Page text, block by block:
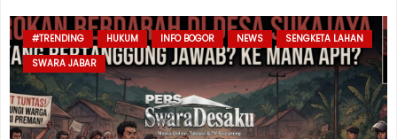
#TRENDING HUKUM INFO BOGOR NEWS
SENGKETA LAHAN
SWARA JABAR